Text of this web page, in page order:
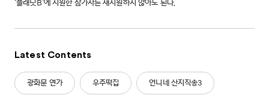
‘플래닛B’에 지원한 참가자는 재지원하지 않아도 된다.
Latest Contents
광화문 연가 우주떡집 언니네 산지직송3